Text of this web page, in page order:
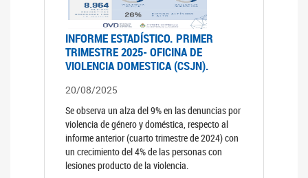
INFORME ESTADÍSTICO. PRIMER
TRIMESTRE 2025- OFICINA DE
VIOLENCIA DOMESTICA (CSJN).
20/08/2025
Se observa un alza del 9% en las denuncias por
violencia de género y doméstica, respecto al
informe anterior (cuarto trimestre de 2024) con
un crecimiento del 4% de las personas con
lesiones producto de la violencia.